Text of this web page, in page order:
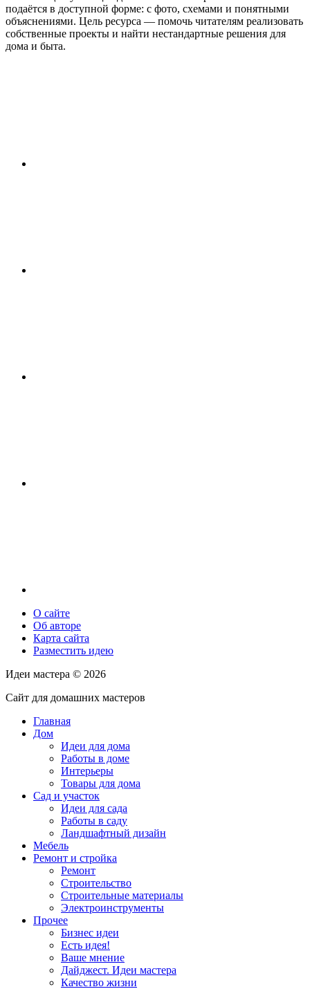
подаётся в доступной форме: с фото, схемами и понятными
объяснениями. Цель ресурса — помочь читателям реализовать
собственные проекты и найти нестандартные решения для
дома и быта.
О сайте
Об авторе
Карта сайта
Разместить идею
Идеи мастера © 2026
Сайт для домашних мастеров
Главная
Дом
Идеи для дома
Работы в доме
Интерьеры
Товары для дома
Сад и участок
Идеи для сада
Работы в саду
Ландшафтный дизайн
Мебель
Ремонт и стройка
Ремонт
Строительство
Строительные материалы
Электроинструменты
Прочее
Бизнес идеи
Есть идея!
Ваше мнение
Дайджест. Идеи мастера
Качество жизни